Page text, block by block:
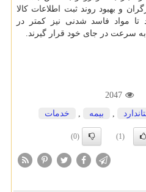
و بهبود روند ثبت اطلاعات کالا
مواد فاسد شدنی نیز کمتر در
سرعت در جای خود قرار گیرند.
2047
بیمه خدمات
(1)
(0)